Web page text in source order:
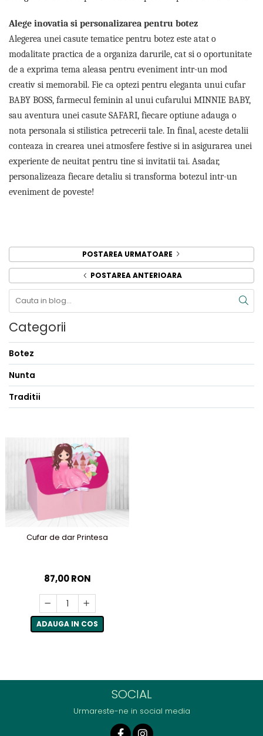
Alege inovatia si personalizarea pentru botez
Alegerea unei casute tematice pentru botez este atat o
modalitate practica de a organiza darurile, cat si o oportunitate
de a exprima tema aleasa pentru eveniment intr-un mod
creativ si memorabil. Fie ca optezi pentru eleganta unui cufar
BABY BOSS, farmecul feminin al unui cufarului MINNIE BABY,
sau aventura unei casute SAFARI, fiecare optiune adauga o
nota personala si stilistica petrecerii tale. In final, aceste detalii
conteaza in crearea unei atmosfere festive si in asigurarea unei
experiente de neuitat pentru tine si invitatii tai. Asadar,
personalizeaza fiecare detaliu si transforma botezul intr-un
eveniment de poveste!
POSTAREA URMATOARE
POSTAREA ANTERIOARA
Categorii
Botez
Nunta
Traditii
Cufar de dar Printesa
87,00 RON
ADAUGA IN COS
SOCIAL
Urmareste-ne in social media